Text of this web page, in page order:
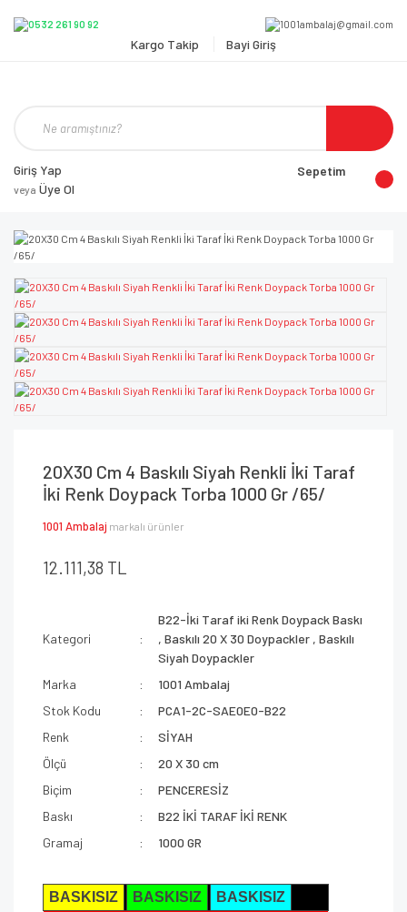
Kargo Takip Bayi Giriş
Giriş Yap
veya Üye Ol
Sepetim
20X30 Cm 4 Baskılı Siyah Renkli İki Taraf
İki Renk Doypack Torba 1000 Gr /65/
1001 Ambalaj markalı ürünler
12.111,38 TL
Kategori
B22-İki Taraf iki Renk Doypack Baskı
,Baskılı 20 X 30 Doypackler ,Baskılı
Siyah Doypackler
Marka
1001 Ambalaj
Stok Kodu
PCA1-2C-SAE0E0-B22
Renk
SİYAH
Ölçü
20 X 30 cm
Biçim
PENCERESİZ
Baskı
B22 İKİ TARAF İKİ RENK
Gramaj
1000 GR
BASKISIZ BASKISIZ
BASKISIZ